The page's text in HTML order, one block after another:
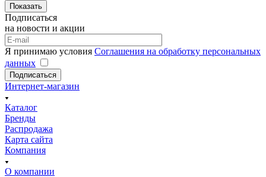
Подписаться
на новости и акции
Я принимаю условия Соглашения на обработку персональных
данных
Подписаться
Интернет-магазин
Каталог
Бренды
Распродажа
Карта сайта
Компания
О компании